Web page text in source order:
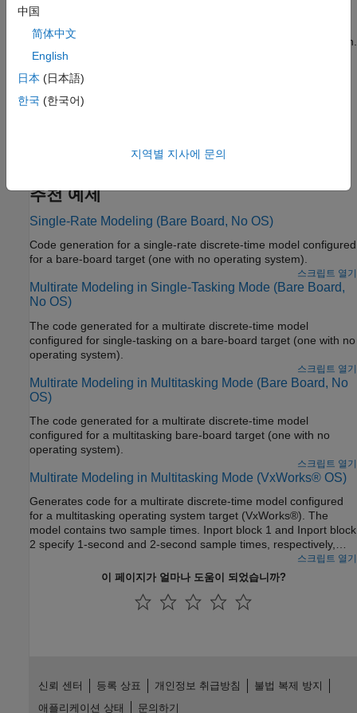
Tasking Modes and Execution Order
when configured for single-tasking versus multitasking execution.
Optimize Multirate Multitasking Execution for RTOS Target
Improve performance of generated code by using real-time
추천 예제
Single-Rate Modeling (Bare Board, No OS)
Code generation for a single-rate discrete-time model configured
for a bare-board target (one with no operating system).
스크립트 열기
Multirate Modeling in Single-Tasking Mode (Bare Board,
No OS)
The code generated for a multirate discrete-time model
configured for single-tasking on a bare-board target (one with no
operating system).
스크립트 열기
Multirate Modeling in Multitasking Mode (Bare Board, No
OS)
The code generated for a multirate discrete-time model
configured for a multitasking bare-board target (one with no
operating system).
스크립트 열기
Multirate Modeling in Multitasking Mode (VxWorks® OS)
Generates code for a multirate discrete-time model configured
for a multitasking operating system target (VxWorks®). The
model contains two sample times. Inport block 1 and Inport block
2 specify 1-second and 2-second sample times, respectively,
which are enforced by the setting of model configuration
Periodic sample time constraint. The solver is set
is required to ensure that data integrity is enforced when the 1-
for data transfer
스크립트 열기
이 페이지가 얼마나 도움이 되었습니까?
中国
简体中文
English
日本 (日本語)
한국 (한국어)
지역별 지사에 문의
신뢰 센터 등록 상표 개인정보 취급방침
불법 복제 방지
애플리케이션 상태
문의하기